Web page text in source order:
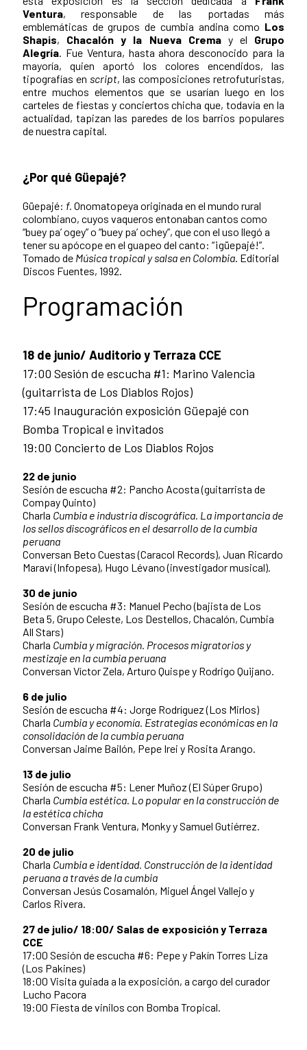
Ventura, responsable de las portadas más
emblemáticas de grupos de cumbia andina como Los
Shapis, Chacalón y la Nueva Cremay el Grupo
Alegría. Fue Ventura, hasta ahora desconocido para la
mayoría, quien aportó los colores encendidos, las
tipografías en script, las composiciones retrofuturistas,
entre muchos elementos que se usarían luego en los
carteles de fiestas y conciertos chicha que, todavía en la
actualidad, tapizan las paredes de los barrios populares
de nuestra capital.
¿Por qué Güepajé?
Güepajé: f. Onomatopeya originada en el mundo rural
colombiano, cuyos vaqueros entonaban cantos como
“buey pa’ ogey” o “buey pa’ ochey”, que con el uso llegó a
tener su apócope en el guapeo del canto: “¡güepajé!”.
Tomado de Música tropical y salsa en Colombia. Editorial
Discos Fuentes, 1992.
Programación
18 de junio/ Auditorio y Terraza CCE
17:00 Sesión de escucha #1: Marino Valencia
(guitarrista de Los Diablos Rojos)
17:45 Inauguración exposición Güepajé con
Bomba Tropical e invitados
19:00 Concierto de Los Diablos Rojos
22 de junio
Sesión de escucha #2: Pancho Acosta (guitarrista de
Compay Quinto)
Charla Cumbia e industria discográfica. La importancia de
los sellos discográficos en el desarrollo de la cumbia
peruana
Conversan Beto Cuestas (Caracol Records), Juan Ricardo
Maraví (Infopesa), Hugo Lévano (investigador musical).
30 de junio
Sesión de escucha #3: Manuel Pecho (bajista de Los
Beta 5, Grupo Celeste, Los Destellos, Chacalón, Cumbia
All Stars)
Charla Cumbia y migración. Procesos migratorios y
mestizaje en la cumbia peruana
Conversan Víctor Zela, Arturo Quispe y Rodrigo Quijano.
6 de julio
Sesión de escucha #4: Jorge Rodríguez (Los Mirlos)
Charla Cumbia y economía. Estrategias económicas en la
consolidación de la cumbia peruana
Conversan Jaime Bailón, Pepe Irei y Rosita Arango.
13 de julio
Sesión de escucha #5: Lener Muñoz (El Súper Grupo)
Charla Cumbia estética. Lo popular en la construcción de
la estética chicha
Conversan Frank Ventura, Monky y Samuel Gutiérrez.
20 de julio
Charla Cumbia e identidad. Construcción de la identidad
peruana a través de la cumbia
Conversan Jesús Cosamalón, Miguel Ángel Vallejo y
Carlos Rivera.
27 de julio/ 18:00/ Salas de exposición y Terraza
CCE
17:00 Sesión de escucha #6: Pepe y Pakín Torres Liza
(Los Pakines)
18:00 Visita guiada a la exposición, a cargo del curador
Lucho Pacora
19:00 Fiesta de vinilos con Bomba Tropical.